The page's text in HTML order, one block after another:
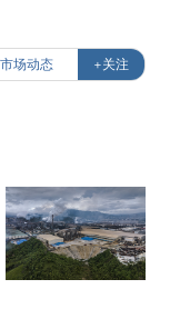
场动态 +关注